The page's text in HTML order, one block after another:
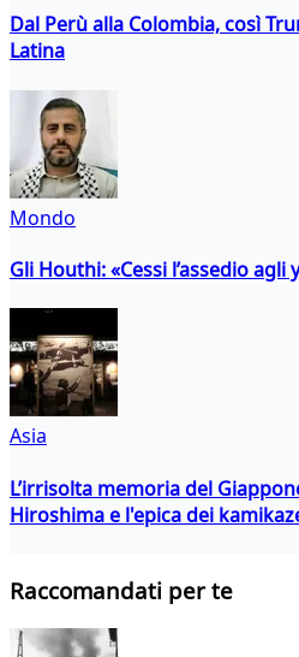
Dal Perù alla Colombia, così
Latina
Mondo
Gli Houthi: «Cessi l’assedio agli
Asia
L’irrisolta memoria del
Hiroshima e l'epica dei
Raccomandati per te